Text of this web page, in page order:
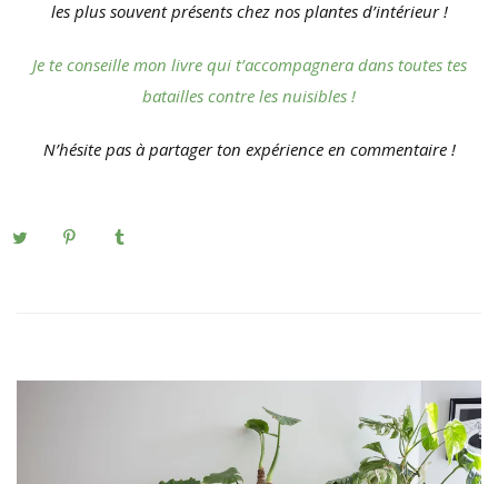
les plus souvent présents chez nos plantes d’intérieur !
Je te conseille mon livre qui t’accompagnera dans toutes tes
batailles contre les nuisibles !
N’hésite pas à partager ton expérience en commentaire !